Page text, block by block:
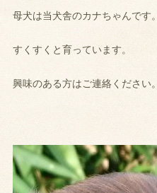
母犬は当犬舎のカナちゃんです。
すくすくと育っています。
興味のある方はご連絡ください。